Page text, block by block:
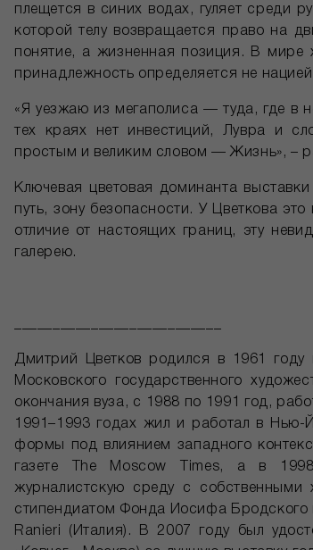
плещется в синих водах, гуляет среди
которой телу возвращается право на
понятие, а жизненная позиция. В мире
принадлежность определяется не
«Я уезжаю из мегаполиса — туда, где
тех краях нет инвестиций, Лувра и
простым и великим словом — Жизнь», –
Ключевая цветовая доминанта
путь, зону безопасности. У Цветкова
отличие от настоящих границ, эту
галерею.
Дмитрий Цветков родился в 1961 году
Московского государственного
окончания вуза, с 1988 по 1991 год,
1991–1993 годах жил и работал в Нью-
формы под влиянием западного
газете The Moscow Times, а в
журналистскую среду с собственными
стипендиатом Фонда Иосифа
Ranieri (Италия). В 2007 году был